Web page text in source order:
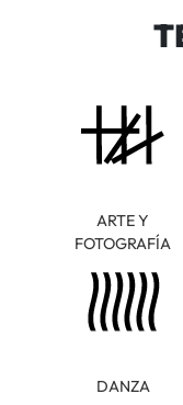
ARTE Y
FOTOGRAFÍA
DANZA